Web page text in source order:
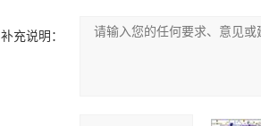
补充说明：